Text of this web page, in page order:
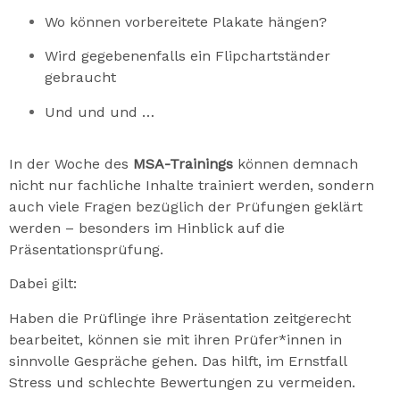
Wo können vorbereitete Plakate hängen?
Wird gegebenenfalls ein Flipchartständer
gebraucht
Und und und …
In der Woche des MSA-Trainings können demnach
nicht nur fachliche Inhalte trainiert werden, sondern
auch viele Fragen bezüglich der Prüfungen geklärt
werden – besonders im Hinblick auf die
Präsentationsprüfung.
Dabei gilt:
Haben die Prüflinge ihre Präsentation zeitgerecht
bearbeitet, können sie mit ihren Prüfer*innen in
sinnvolle Gespräche gehen. Das hilft, im Ernstfall
Stress und schlechte Bewertungen zu vermeiden.